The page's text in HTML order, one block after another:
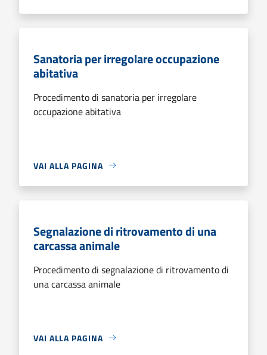
Sanatoria per irregolare occupazione
abitativa
Procedimento di sanatoria per irregolare
occupazione abitativa
VAI ALLA PAGINA
Segnalazione di ritrovamento di una
carcassa animale
Procedimento di segnalazione di ritrovamento di
una carcassa animale
VAI ALLA PAGINA